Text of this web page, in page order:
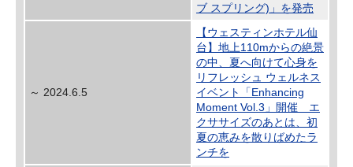
ブ スプリング)」を発売
～ 2024.6.5
【ウェスティンホテル仙
台】地上110mからの絶景
の中、夏へ向けて心身を
リフレッシュ ウェルネス
イベント「Enhancing
Moment Vol.3」開催 エ
クササイズのあとは、初
夏の恵みを散りばめたラ
ンチを